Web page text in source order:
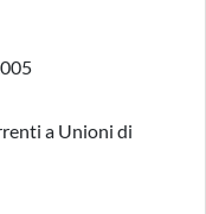
a Unioni di